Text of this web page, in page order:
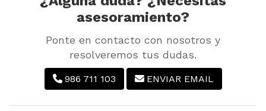
asesoramiento?
Ponte en contacto con nosotros y
resolveremos tus dudas.
986 711 103 ENVIAR EMAIL